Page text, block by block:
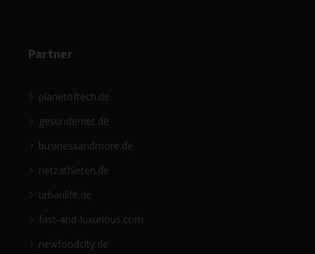
Partner
planetoftech.de
gesündernet.de
businessandmore.de
netzathleten.de
urbanlife.de
fast-and-luxurious.com
newfoodcity.de